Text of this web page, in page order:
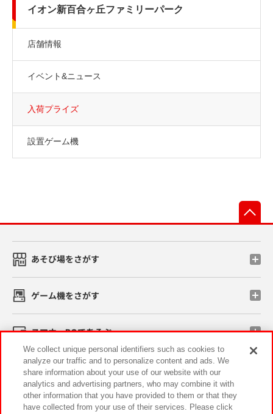
イオン新百合ヶ丘ファミリーパーク
店舗情報
イベント&ニュース
入荷プライズ
設置ゲーム機
あそび場をさがす
ゲーム機をさがす
スマホ・PCであそぶ
イベント・キャンペーン
We collect unique personal identifiers such as cookies to
analyze our traffic and to personalize content and ads. We
share information about your use of our website with our
analytics and advertising partners, who may combine it with
other information that you have provided to them or that they
have collected from your use of their services. Please click